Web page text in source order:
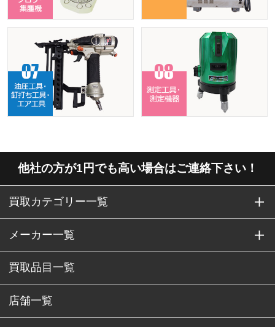
他社の方が1円でも高い場合はご連絡下さい！
買取カテゴリー一覧
メーカー一覧
買取品目一覧
店舗一覧